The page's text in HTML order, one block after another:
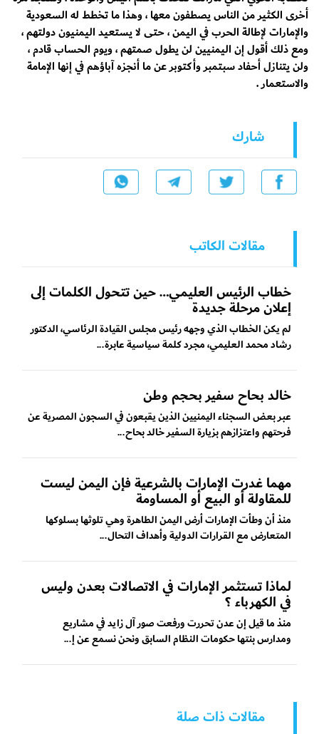
أخرى الكثير من الناس يصطفون معها ، وهذا ما تخطط له السعودية
والإمارات لإطالة الحرب في اليمن ، حتى لا يستعيد اليمنيون دولتهم ،
ومع ذلك أقول إن اليمنيين لن يطول صمتهم ، ويوم الحساب قادم ،
ولن يتنازل أحفاد سبتمبر وأكتوبر عن ما أنجزه آباؤهم في إنها الإمامة
والاستعمار .
شارك
مقالات الكاتب
خطاب الرئيس العليمي… حين تتحول الكلمات إلى
إعلان مرحلة جديدة
لم يكن الخطاب الذي وجهه رئيس مجلس القيادة الرئاسي، الدكتور
رشاد محمد العليمي، مجرد كلمة سياسية عابرة...
خالد بحاح سفير بحجم وطن
عبر بعض السجناء اليمنيين الذين يقبعون في السجون المصرية عن
فرحتهم واعتزازهم بزيارة السفير خالد بحاح...
مهما غدرت الإمارات بالشرعية فإن اليمن ليست
للمقاولة أو البيع أو المساومة
منذ أن وطأت الإمارات أرض اليمن الطاهرة وهي تلوثها بسلوكها
المتعارض مع القرارات الدولية وأهداف التحال...
لماذا تستثمر الإمارات في الاتصالات بعدن وليس
في الكهرباء ؟
منذ ما قيل إن عدن تحررت ورفعت صور آل زايد في مشاريع
ومدارس بنتها حكومات النظام السابق ونحن نسمع عن إ...
مقالات ذات صلة